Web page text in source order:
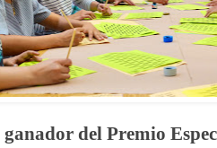
ganador del Premio